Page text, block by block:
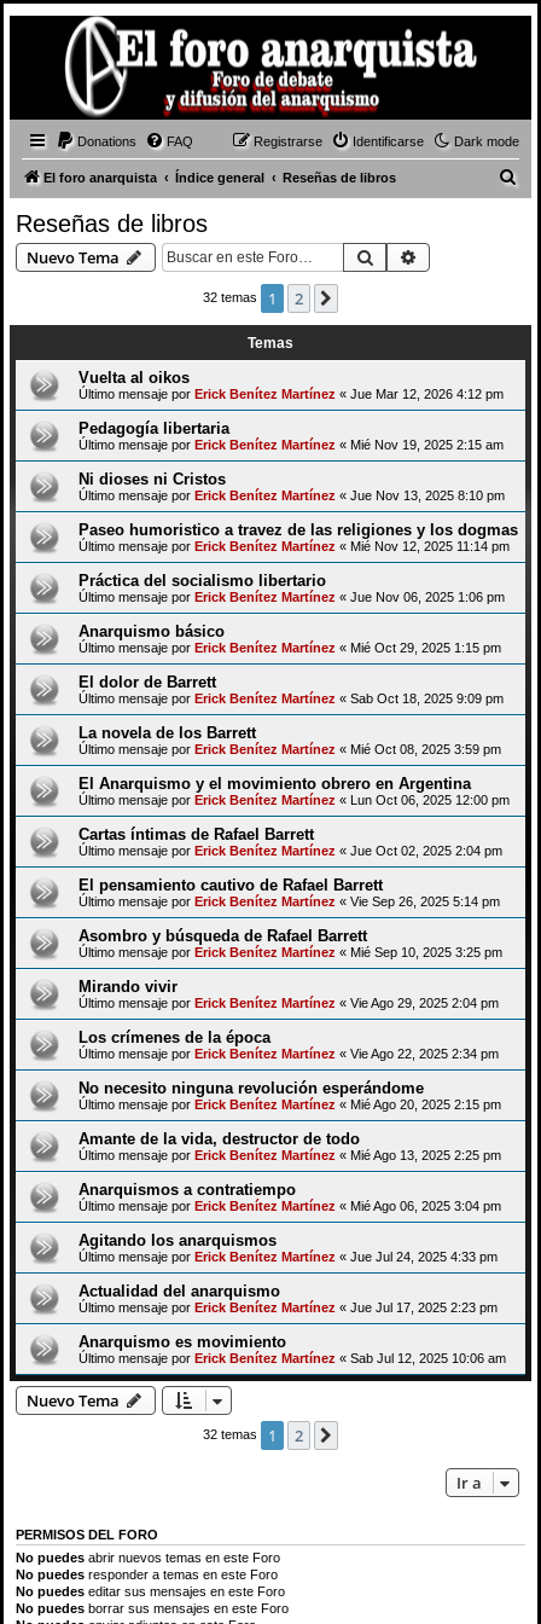
Dark mode
Donations FAQ Identificarse
Registrarse
El foro anarquista Índice general Reseñas de libros
Reseñas de libros
Nuevo Tema Buscar
32 temas 1 2
Temas
Vuelta al oikos
Último mensaje por Erick Benítez Martínez « Jue Mar 12, 2026 4:12 pm
Pedagogía libertaria
Último mensaje por Erick Benítez Martínez « Mié Nov 19, 2025 2:15 am
Ni dioses ni Cristos
Último mensaje por Erick Benítez Martínez « Jue Nov 13, 2025 8:10 pm
Paseo humoristico a travez de las religiones y los dogmas
Último mensaje por Erick Benítez Martínez « Mié Nov 12, 2025 11:14 pm
Práctica del socialismo libertario
Último mensaje por Erick Benítez Martínez « Jue Nov 06, 2025 1:06 pm
Anarquismo básico
Último mensaje por Erick Benítez Martínez « Mié Oct 29, 2025 1:15 pm
El dolor de Barrett
Último mensaje por Erick Benítez Martínez « Sab Oct 18, 2025 9:09 pm
La novela de los Barrett
Último mensaje por Erick Benítez Martínez « Mié Oct 08, 2025 3:59 pm
El Anarquismo y el movimiento obrero en Argentina
Último mensaje por Erick Benítez Martínez « Lun Oct 06, 2025 12:00 pm
Cartas íntimas de Rafael Barrett
Último mensaje por Erick Benítez Martínez « Jue Oct 02, 2025 2:04 pm
El pensamiento cautivo de Rafael Barrett
Último mensaje por Erick Benítez Martínez « Vie Sep 26, 2025 5:14 pm
Asombro y búsqueda de Rafael Barrett
Último mensaje por Erick Benítez Martínez « Mié Sep 10, 2025 3:25 pm
Mirando vivir
Último mensaje por Erick Benítez Martínez « Vie Ago 29, 2025 2:04 pm
Los crímenes de la época
Último mensaje por Erick Benítez Martínez « Vie Ago 22, 2025 2:34 pm
No necesito ninguna revolución esperándome
Último mensaje por Erick Benítez Martínez « Mié Ago 20, 2025 2:15 pm
Amante de la vida, destructor de todo
Último mensaje por Erick Benítez Martínez « Mié Ago 13, 2025 2:25 pm
Anarquismos a contratiempo
Último mensaje por Erick Benítez Martínez « Mié Ago 06, 2025 3:04 pm
Agitando los anarquismos
Último mensaje por Erick Benítez Martínez « Jue Jul 24, 2025 4:33 pm
Actualidad del anarquismo
Último mensaje por Erick Benítez Martínez « Jue Jul 17, 2025 2:23 pm
Anarquismo es movimiento
Último mensaje por Erick Benítez Martínez « Sab Jul 12, 2025 10:06 am
Nuevo Tema
32 temas 1 2
Ir a
PERMISOS DEL FORO
No puedes abrir nuevos temas en este Foro
No puedes responder a temas en este Foro
No puedes editar sus mensajes en este Foro
No puedes borrar sus mensajes en este Foro